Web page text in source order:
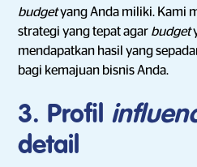
budgetyang Anda miliki. Kami
strategi yang tepat agar budget
mendapatkan hasil yang
bagi kemajuan bisnis Anda.
3. Profil
detail